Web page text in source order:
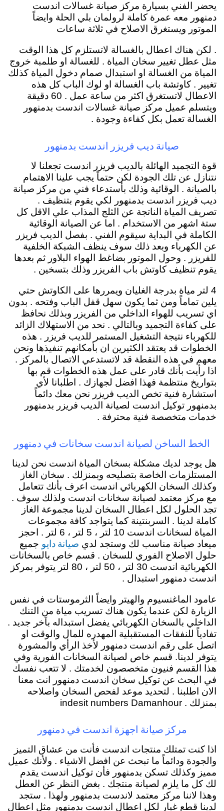
يحضر الفني بسيارة مركز صيانة غسالات اندست
دمنهور معه عمرة كاملة لرولمان بلي الحلة وايضاً
الموتور ويستغرق الاصلاح في ثلاثة ساعات
. لكن هناك اعطال بالغسالة لاتستلزم كل هذا الوقت
مثل عطل تغيير سخان المياة . للغسالة او طلمبة خروج
المياة من الغسالة او استبدال صمام دخول المياة كذلك
تغيير . كاوتشة باب الغسالة او لوك الباب كل هذه
الاعطال لاتستغرق اكثر من ساعة عمل . 60 دقيقة
ويتسلم عميل مركز صيانة غسالات اندست بدمنهور
الغسالة تعمل بكل كفاءة وجودة .
صيانة ديب فريزر اندست بدمنهور
قوة التجميد الهائلة بالديب فريزر اندست تجعلنا لا
نتنازل عن تلك الجودة لكن حتماً يجب علينا الاهتمام
بالصيانة . الوقائية وذلك بأستدعاء فني من مركز صيانة
ديب فريزر اندست بدمنهور لكي يقوم بتنظيف .
تصريف المياة الناتجة عن الثلج المذاب علي الاقل كل
ستة اشهر من الاستخدام . اما عن الصيانة الوقائية
الكاملة في البداية سيقوم الفني . بفصل الديب فريزر
عن الكهرباء وبعد ذلك سوف ينظف الشبكة الخلفية
للفريزر . وحول الموتور بضاغط الهواء البلاور ثم بعدها
يقوم تنظيف كاوتش باب الفريزر وذلك بتسخين .
4 لتر مياة بدرجة الغليان ويمررها على الكاوتش حتي
يلين تماماً ومن ثما يكون سهل قفل الباب وفتحه . بدون
اي تسريب للهواء الداخلي من الفريزر وبذلك نحافظ
على كفاءة التجميد وبالتالي . نحد من الاستهلاك الزائد
للكهرباء نتيجة التشغيل المستمر للديب فريزر . هذه
الخطوات قد يعتقد الكثيرين ان بأمكانهم تنفيذها ونحن
معهم في هذه النقطة قد لاتستدعي الاتصال بالمركز .
اذا رأيت بأنك قادر على عمل هذه الخطوات قم بها
بتواريخ منتظمة فهذا افضل لجهازك . اطلبانا لأي
استشارة فنية تخص الديب فريزر نحن معك دائماً
بدمنهور توكيل اندست لصيانة الديب فريزر بدمنهور
خدمات متخصصة فنية محترفة .
الخط الساخن لصيانة اندست سخانات في دمنهور
هل يوجد لديك مشكلة بسخان المياة اندست نحن لدينا
المستلزمات الخاصة بتصليحه وبمنزلك . سخان الغاز
وكذلك السخان الكهربائي اندست اعرف بأنك تتعامل
مع مركز معتمد لصيانة سخانات اندست ولذلك سوف .
تجد الحلول لكل اعطال السخان لدينا مجموعة الغاز
كاملة لدينا . السربنتينة كما يتواجد كافة مجموعات
المياة لسخانات اندست 10 لتر ، 5 لتر ، 6 لتر . احجز
ميعاد صيانة مناسب لك وستجد لدي صيانة دايو جميع
حلول الاصلاح الفوري للسخان . قسم خاص بالسخانات
الكهربائية اندست 30 لتر ، 50 لتر ، 80 لتر يتوفر بمركز
اندست دمنهور استبدال .
عامود الماغنسيوم والهيتر وايضاً الثرموستات في نفس
الزيارة لكن عندما يكون هناك تسريب مياة من التنك
الداخلي بالسخان الكهربائي يفضل استبداله باَخر جديد .
تفادياً للنفقات المستقبلية المهدره للمال والوقت او
اتصل على رقم اندست دمنهور لأخذ الرأي والمشورة
يتوفر لدينا. قسم خاص لصيانة السخانات الفورية وفي
هذا القسم فنيون متخصصون لخدمتك . لا تتعب نفسك
في البحث عن توكيل سخان اندست دمنهور انت معنا
الان اطلبنا . لتحديد موعد لفحص السخان واصلاحه
بمنزلك . indesit numbers Damanhour
مركز صيانة اجهزة اندست في دمنهور
اذا كنت تمتلك منتجات اندست فأنت من عشاق التميز
والجودة ودائماً ما تبحث عن افضل الاشياء . ولأنك عميل
مميز وكذلك تسكن بدمنهور فأن توكيل اندست يقدم
لك كل ما يلزم لصيانة منتجك . بغض النظر عن العطل
وهذا لاننا مركز معتمد لاندست بدمنهور ولهذا . ستجد
لدينا قطع غيار لكل اعطال اندست بدمنهور مثل اعطال